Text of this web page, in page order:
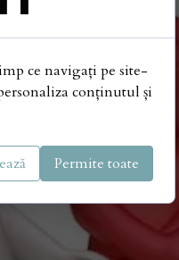
ce navigați pe site-
conținutul și
Permite toate